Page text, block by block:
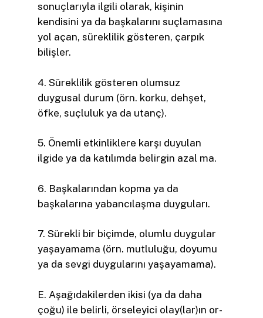
sonuçlarıyla ilgili olarak, kişinin
kendisini ya da başkalarını suçlamasına
yol açan, süreklilik gösteren, çarpık
bilişler.
4. Süreklilik gösteren olumsuz
duygusal durum (örn. korku, dehşet,
öfke, suçluluk ya da utanç).
5. Önemli etkinliklere karşı duyulan
ilgide ya da katılımda belirgin azal­ ma.
6. Başkalarından kopma ya da
başkalarına yabancılaşma duyguları.
7. Sürekli bir biçimde, olumlu duygular
yaşayamama (örn. mutluluğu, doyumu
ya da sevgi duygularını yaşayamama).
E. Aşağıdakilerden ikisi (ya da daha
çoğu) ile belirli, örseleyici olay(lar)ın or­